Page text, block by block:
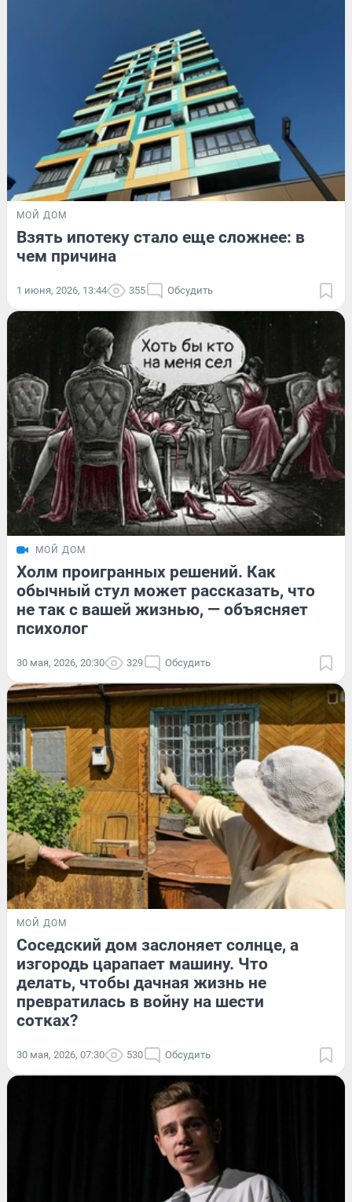
МОЙ ДОМ
Взять ипотеку стало еще сложнее: в
чем причина
1 июня, 2026, 13:44 355 Обсудить
МОЙ ДОМ
Холм проигранных решений. Как
обычный стул может рассказать, что
не так с вашей жизнью, — объясняет
психолог
30 мая, 2026, 20:30 329 Обсудить
МОЙ ДОМ
Соседский дом заслоняет солнце, а
изгородь царапает машину. Что
делать, чтобы дачная жизнь не
превратилась в войну на шести
сотках?
30 мая, 2026, 07:30 530 Обсудить